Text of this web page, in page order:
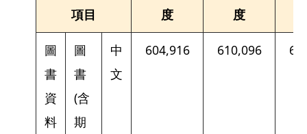
項目
度
度
圖
書
資
料
圖
書
(含
期
中
文
604,916 610,096